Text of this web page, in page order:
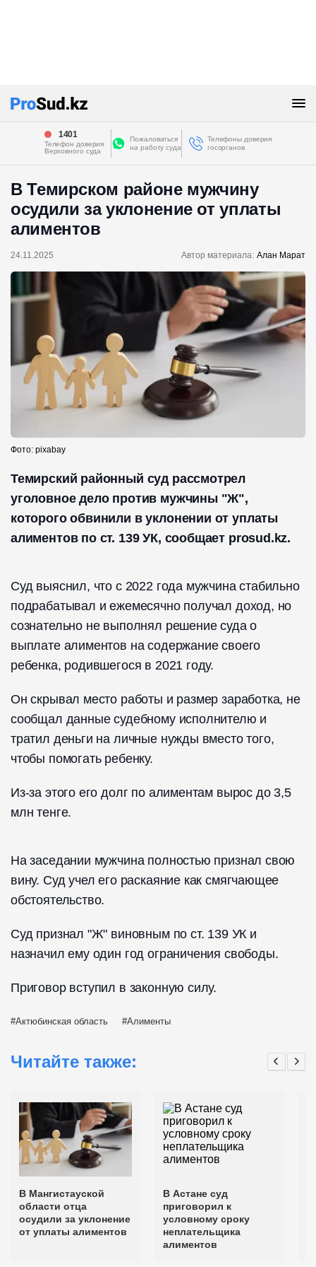
1401
Телефон доверия
Верховного суда
Пожаловаться
на работу суда
Телефоны доверия
госорганов
В Темирском районе мужчину
осудили за уклонение от уплаты
алиментов
24.11.2025 Автор материала: Алан Марат
Фото: pixabay
Темирский районный суд рассмотрел
уголовное дело против мужчины "Ж",
которого обвинили в уклонении от уплаты
алиментов по ст. 139 УК, сообщает prosud.kz.
Суд выяснил, что с 2022 года мужчина стабильно
подрабатывал и ежемесячно получал доход, но
сознательно не выполнял решение суда о
выплате алиментов на содержание своего
ребенка, родившегося в 2021 году.
Он скрывал место работы и размер заработка, не
сообщал данные судебному исполнителю и
тратил деньги на личные нужды вместо того,
чтобы помогать ребенку.
Из-за этого его долг по алиментам вырос до 3,5
млн тенге.
На заседании мужчина полностью признал свою
вину. Суд учел его раскаяние как смягчающее
обстоятельство.
Суд признал "Ж" виновным по ст. 139 УК и
назначил ему один год ограничения свободы.
Приговор вступил в законную силу.
Актюбинская область Алименты
Читайте также:
В Мангистауской
области отца
осудили за уклонение
от уплаты алиментов
В Астане суд
приговорил к
условному сроку
неплательщика
алиментов